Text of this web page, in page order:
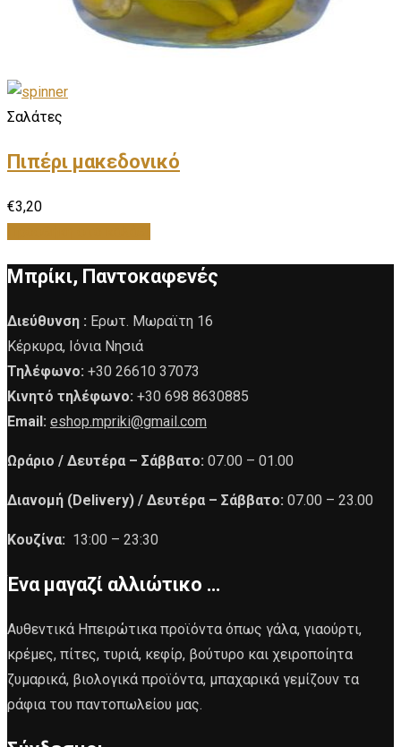
Σαλάτες
Πιπέρι μακεδονικό
€3,20
Μπρίκι, Παντοκαφενές
Διεύθυνση : Ερωτ. Μωραϊτη 16
Κέρκυρα, Ιόνια Νησιά
Τηλέφωνο: +30 26610 37073
Κινητό τηλέφωνο: +30 698 8630885
Email: eshop.mpriki@gmail.com
Ωράριο / Δευτέρα – Σάββατο: 07.00 – 01.00
Διανομή (Delivery) / Δευτέρα – Σάββατο: 07.00 – 23.00
Κουζίνα: 13:00 – 23:30
Ένα μαγαζί αλλιώτικο …
Αυθεντικά Ηπειρώτικα προϊόντα όπως γάλα, γιαούρτι,
κρέμες, πίτες, τυριά, κεφίρ, βούτυρο και χειροποίητα
ζυμαρικά, βιολογικά προϊόντα, μπαχαρικά γεμίζουν τα
ράφια του παντοπωλείου μας.